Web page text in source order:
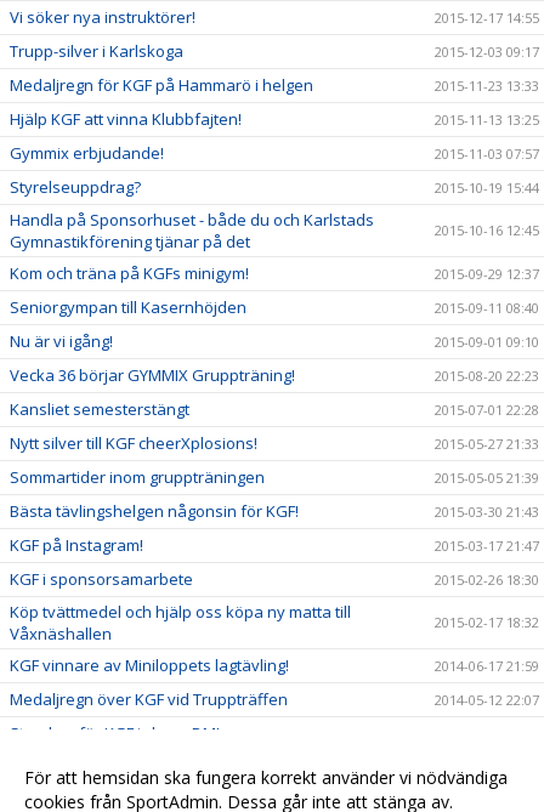
Vi söker nya instruktörer! 2015-12-17 14:55
Trupp-silver i Karlskoga 2015-12-03 09:17
Medaljregn för KGF på Hammarö i helgen 2015-11-23 13:33
Hjälp KGF att vinna Klubbfajten! 2015-11-13 13:25
Gymmix erbjudande! 2015-11-03 07:57
Styrelseuppdrag? 2015-10-19 15:44
Handla på Sponsorhuset - både du och Karlstads
Gymnastikförening tjänar på det
2015-10-16 12:45
Kom och träna på KGFs minigym! 2015-09-29 12:37
Seniorgympan till Kasernhöjden 2015-09-11 08:40
Nu är vi igång! 2015-09-01 09:10
Vecka 36 börjar GYMMIX Gruppträning! 2015-08-20 22:23
Kansliet semesterstängt 2015-07-01 22:28
Nytt silver till KGF cheerXplosions! 2015-05-27 21:33
Sommartider inom gruppträningen 2015-05-05 21:39
Bästa tävlingshelgen någonsin för KGF! 2015-03-30 21:43
KGF på Instagram! 2015-03-17 21:47
KGF i sponsorsamarbete 2015-02-26 18:30
Köp tvättmedel och hjälp oss köpa ny matta till
Våxnäshallen
2015-02-17 18:32
KGF vinnare av Miniloppets lagtävling! 2014-06-17 21:59
Medaljregn över KGF vid Truppträffen 2014-05-12 22:07
Storslam för KGF i cheer-DM!
Nya framgångar för KGFs cheertjejer! 2014-03-17 22:02
Guld och silver till KGF mixtrupper! 2013-11-26 22:14
För att hemsidan ska fungera korrekt använder vi nödvändiga
cookies från SportAdmin. Dessa går inte att stänga av.